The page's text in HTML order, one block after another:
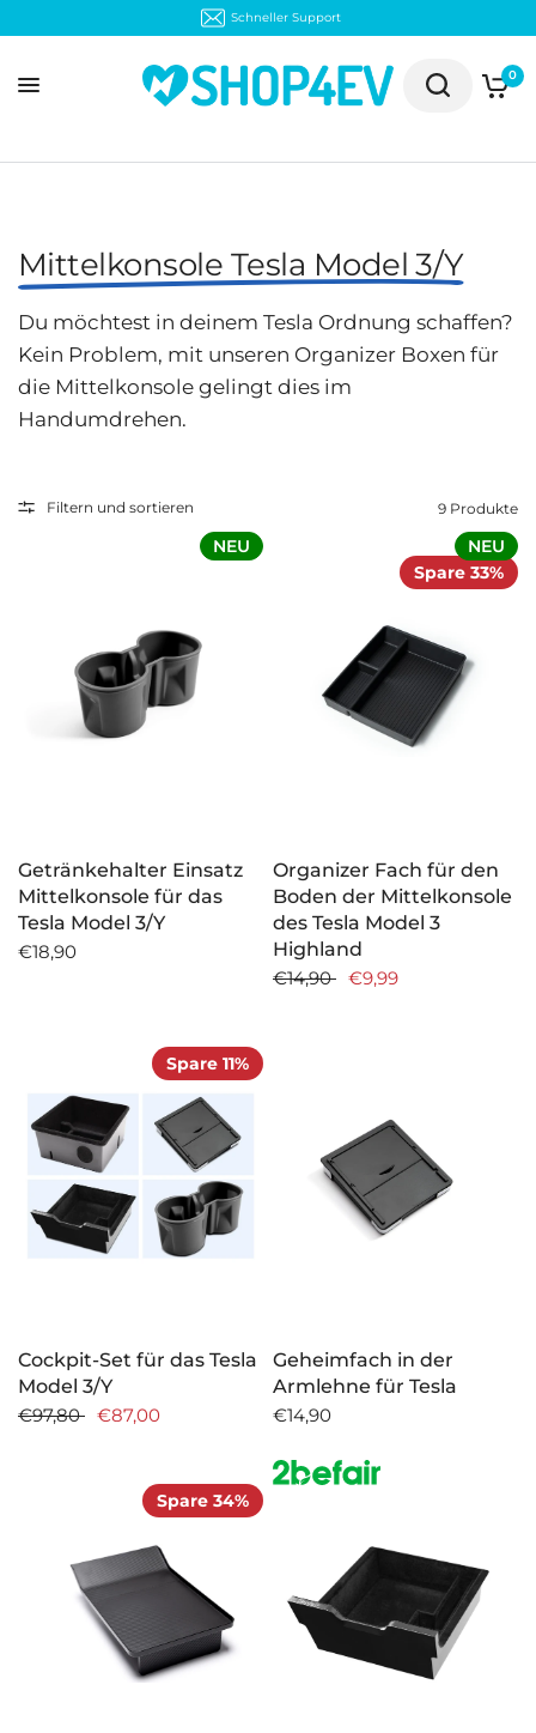
Schneller Support
0
Mittelkonsole Tesla Model 3/Y
Du möchtest in deinem Tesla Ordnung schaffen?
Kein Problem, mit unseren Organizer Boxen für
die Mittelkonsole gelingt dies im
Handumdrehen.
Filtern und sortieren 9 Produkte
NEU
Getränkehalter Einsatz
Mittelkonsole für das
Tesla Model 3/Y
€18,90
Spare 33%
NEU
Organizer Fach für den
Boden der Mittelkonsole
des Tesla Model 3
Highland
€14,90
€9,99
Spare 11%
Cockpit-Set für das Tesla
Model 3/Y
€97,80
€87,00
Geheimfach in der
Armlehne für Tesla
€14,90
Spare 34%